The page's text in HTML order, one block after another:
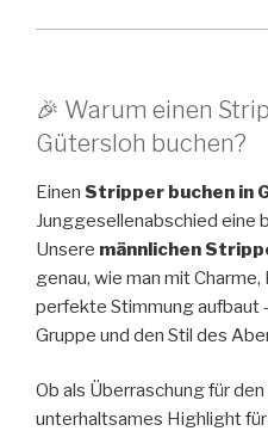
🎉 Warum einen
Gütersloh buchen?
Einen Stripper buchen in
Junggesellenabschied eine
Unsere männlichen
genau, wie man mit
perfekte Stimmung aufbaut
Gruppe und den Stil des
Ob als Überraschung für
unterhaltsames Highlight